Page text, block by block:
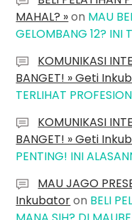
MAHAL? »on MAU
GELOMBANG 12? INI
KOMUNIKASI
BANGET! » Geti
TERLIHAT
KOMUNIKASI
BANGET! » Geti
PENTING! INI
MAU JAGO
Inkubatoron BELI